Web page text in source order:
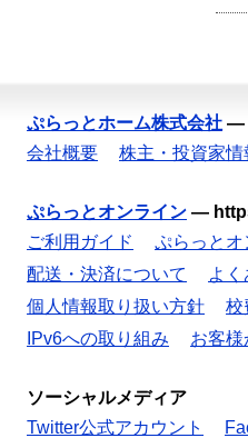
ぷらっとホーム株式会社 —
会社概要
株主・投資家情
ぷらっとオンライン —
ご利用ガイド
ぷらっとオ
配送・決済について
よ
個人情報取り扱い方針
校
IPv6への取り組み
お客
ソーシャルメディア
Twitter公式アカウント